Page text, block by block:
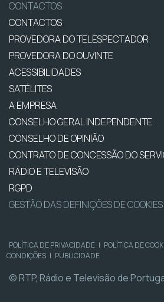
CONTACTOS
CONTACTOS
PROVEDORA DO TELESPECTADOR
PROVEDORA DO OUVINTE
ACESSIBILIDADES
SATÉLITES
A EMPRESA
CONSELHO GERAL INDEPENDENTE
CONSELHO DE OPINIÃO
CONTRATO DE CONCESSÃO DO
RÁDIO E TELEVISÃO
RGPD
GESTÃO DAS DEFINIÇÕES DE COOKIES
POLÍTICA DE PRIVACIDADE | POLÍTICA DE
CONDIÇÕES | PUBLICIDADE
© RTP, Rádio e Televisão de